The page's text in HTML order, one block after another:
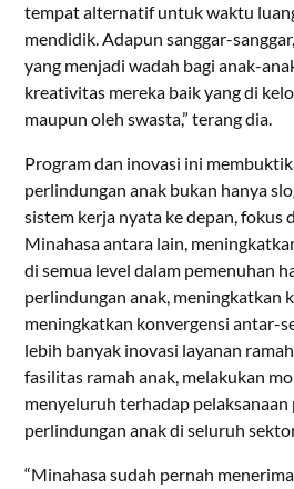
tempat alternatif untuk waktu
mendidik. Adapun sanggar-
yang menjadi wadah bagi anak-
kreativitas mereka baik yang di
maupun oleh swasta,” terang dia.
Program dan inovasi ini
perlindungan anak bukan hanya
sistem kerja nyata ke depan, fokus
Minahasa antara lain,
di semua level dalam pemenuhan
perlindungan anak, meningkatkan
meningkatkan konvergensi antar-
lebih banyak inovasi layanan
fasilitas ramah anak, melakukan
menyeluruh terhadap pelaksanaan
perlindungan anak di seluruh
“Minahasa sudah pernah